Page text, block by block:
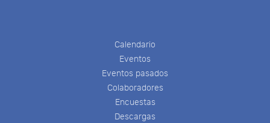
Calendario
Eventos
Eventos pasados
Colaboradores
Encuestas
Descargas